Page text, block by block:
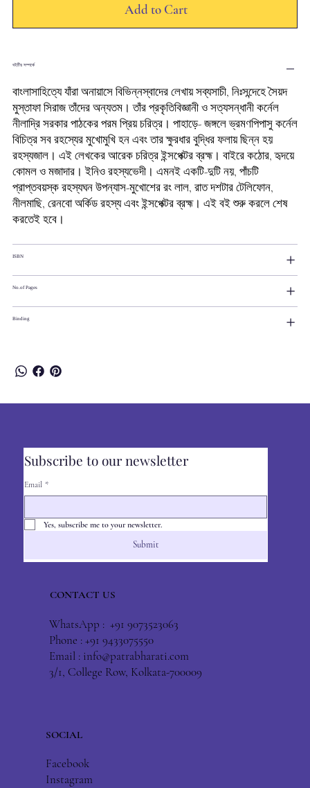
Add to Cart
বইটির সম্পর্কে
বাংলাসাহিত্যে যাঁরা অনায়াসে বিভিন্নস্বাদের লেখায় সব্যসাচী, নিঃসন্দেহে সৈয়দ
মুস্তাফা সিরাজ তাঁদের অন্যতম। তাঁর প্রকৃতিবিজ্ঞানী ও সত্যসন্ধানী কর্নেল
নীলাদ্রি সরকার পাঠকের পরম প্রিয় চরিত্র। পাহাড়ে- জঙ্গলে ভ্রমণপিপাসু কর্নেল
বিচিত্র সব রহস্যের মুখোমুখি হন এবং তার ক্ষুরধার বুদ্ধির ফলায় ছিন্ন হয়
রহস্যজাল। এই লেখকের আরেক চরিত্র ইন্সপেক্টর ব্রহ্ম। বাইরে কঠোর, হৃদয়ে
কোমল ও মজাদার। ইনিও রহস্যভেদী। এমনই একটি-দুটি নয়, পাঁচটি
প্রাপ্তবয়স্ক রহস্যঘন উপন্যাস-মুখোশের রং লাল, রাত দশটার টেলিফোন,
নীলমাছি, রেনবো অর্কিড রহস্য এবং ইন্সপেক্টর ব্রহ্ম। এই বই শুরু করলে শেষ
করতেই হবে।
ISBN
No.of Pages
Binding
Subscribe to our newsletter
Email *
Yes, subscribe me to your newsletter.
Submit
CONTACT US
WhatsApp : +91 9073523063
Phone : +91 9433075550
Email : info@patrabharati.com
3/1, College Row, Kolkata-700009
SOCIAL
Facebook
Instagram